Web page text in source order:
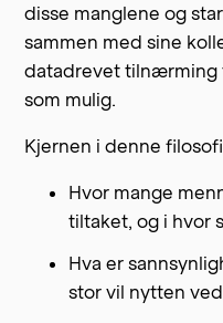
disse manglene og
sammen med sine
datadrevet tilnærming
som mulig.
Kjernen i denne
Hvor mange
tiltaket, og i hvor
Hva er
stor vil nytten